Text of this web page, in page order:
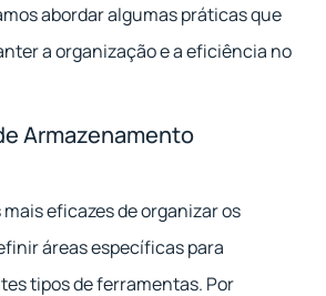
abordar algumas práticas que
a organização e a eficiência no
Armazenamento
eficazes de organizar os
áreas específicas para
tipos de ferramentas. Por